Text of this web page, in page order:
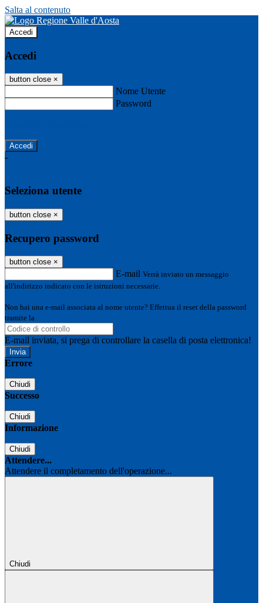
Salta al contenuto
Accedi
Accedi
button close ×
Nome Utente
Password
-
Seleziona utente
button close ×
Recupero password
button close ×
E-mail Verrà inviato un messaggio
all'indirizzo indicato con le istruzioni necessarie.
Non hai una e-mail associata al nome utente? Effettua il reset della password
tramite la
E-mail inviata, si prega di controllare la casella di posta elettronica!
Errore
Chiudi
Successo
Chiudi
Informazione
Chiudi
Attendere...
Attendere il completamento dell'operazione...
Chiudi